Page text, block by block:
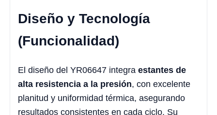
Diseño y Tecnología
(Funcionalidad)
El diseño del YR06647 integra estantes de
alta resistencia a la presión, con excelente
planitud y uniformidad térmica, asegurando
resultados consistentes en cada ciclo. Su